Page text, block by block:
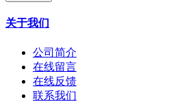
关于我们
公司简介
在线留言
在线反馈
联系我们